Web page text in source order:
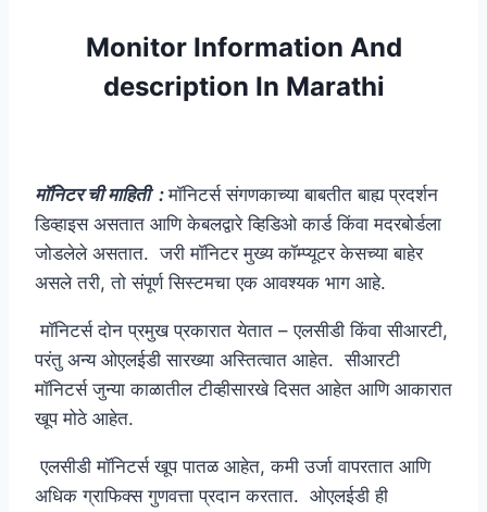
Monitor Information And
description In Marathi
मॉनिटर ची माहिती :मॉनिटर्स संगणकाच्या बाबतीत बाह्य प्रदर्शन
डिव्हाइस असतात आणि केबलद्वारे व्हिडिओ कार्ड किंवा मदरबोर्डला
जोडलेले असतात. जरी मॉनिटर मुख्य कॉम्प्यूटर केसच्या बाहेर
असले तरी, तो संपूर्ण सिस्टमचा एक आवश्यक भाग आहे.
मॉनिटर्स दोन प्रमुख प्रकारात येतात – एलसीडी किंवा सीआरटी,
परंतु अन्य ओएलईडी सारख्या अस्तित्वात आहेत. सीआरटी
मॉनिटर्स जुन्या काळातील टीव्हीसारखे दिसत आहेत आणि आकारात
खूप मोठे आहेत.
एलसीडी मॉनिटर्स खूप पातळ आहेत, कमी उर्जा वापरतात आणि
अधिक ग्राफिक्स गुणवत्ता प्रदान करतात. ओएलईडी ही